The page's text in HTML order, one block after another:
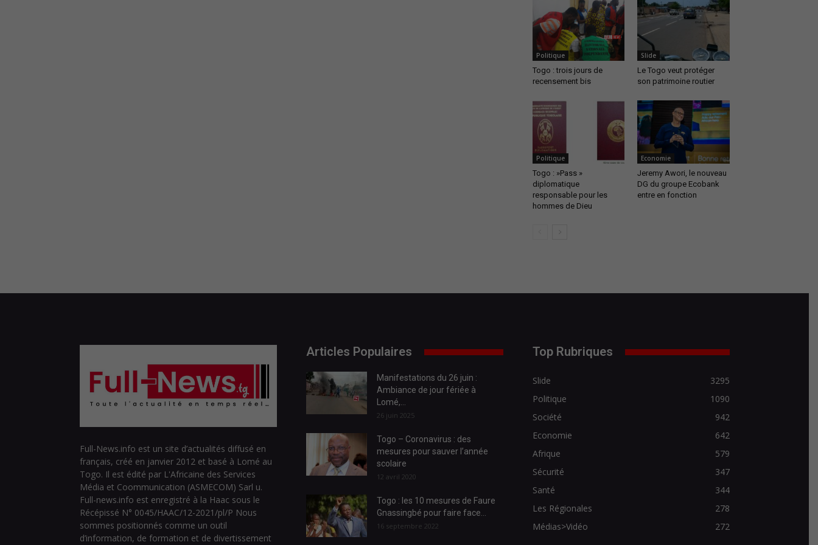
Politique
Togo : trois jours de
recensement bis
Slide
Le Togo veut protéger
son patrimoine routier
Politique
Togo : »Pass »
diplomatique
responsable pour les
hommes de Dieu
Economie
Jeremy Awori, le nouveau
DG du groupe Ecobank
entre en fonction
Full-News.info est un site d’actualités diffusé en
français, créé en janvier 2012 et basé à Lomé au
Togo. Il est édité par L'Africaine des Services
Média et Coommunication (ASMECOM) Sarl u.
Full-news.info est enregistré à la Haac sous le
Récépissé N° 0045/HAAC/12-2021/pl/P Nous
sommes positionnés comme un outil
d’information, de formation et de divertissement
Articles Populaires
Manifestations du 26 juin :
Ambiance de jour fériée à
Lomé,...
26 juin 2025
Togo – Coronavirus : des
mesures pour sauver l’année
scolaire
12 avril 2020
Togo : les 10 mesures de Faure
Gnassingbé pour faire face...
16 septembre 2022
Top Rubriques
Slide
3295
Politique
1090
Société
942
Economie
642
Afrique
579
Sécurité
347
Santé
344
Les Régionales
278
Médias>Vidéo
272